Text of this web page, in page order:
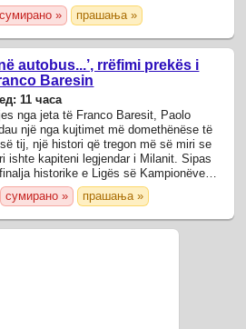
сумирано » прашања »
autobus...’, rrëfimi prekës i
Baresin
11 часа
nga jeta të Franco Baresit, Paolo
një nga kujtimet më domethënëse të
tij, një histori që tregon më së miri se
ishte kapiteni legjendar i Milanit. Sipas
historike e Ligës së Kampionëve
në vitin ...
сумирано » прашања »